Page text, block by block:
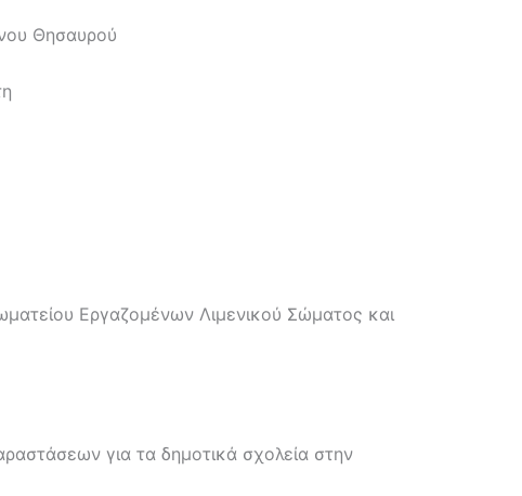
Θησαυρού
Εργαζομένων Λιμενικού Σώματος και
για τα δημοτικά σχολεία στην